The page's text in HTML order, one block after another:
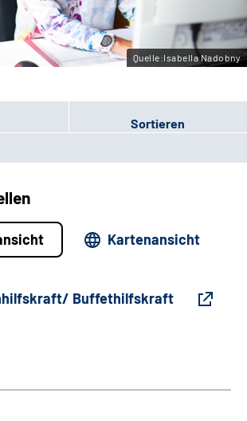
Quelle:Isabella Nadobny
Sortieren
Kartenansicht
Buffethilfskraft